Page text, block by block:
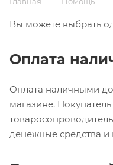
Вы можете выбрать
Оплата
Оплата наличными
магазине.
денежные средства и